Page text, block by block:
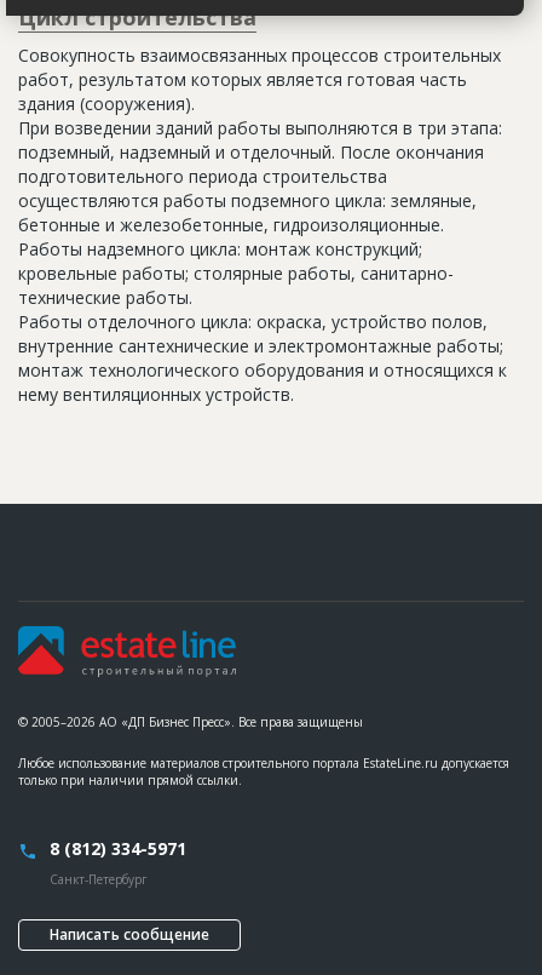
Цикл строительства
Совокупность взаимосвязанных процессов строительных
работ, результатом которых является готовая часть
здания (сооружения).
При возведении зданий работы выполняются в три этапа:
подземный, надземный и отделочный. После окончания
подготовительного периода строительства
осуществляются работы подземного цикла: земляные,
бетонные и железобетонные, гидроизоляционные.
Работы надземного цикла: монтаж конструкций;
кровельные работы; столярные работы, санитарно-
технические работы.
Работы отделочного цикла: окраска, устройство полов,
внутренние сантехнические и электромонтажные работы;
монтаж технологического оборудования и относящихся к
нему вентиляционных устройств.
© 2005–2026 АО «ДП Бизнес Пресс». Все права защищены
Любое использование материалов строительного портала EstateLine.ru допускается
только при наличии прямой ссылки.
8 (812) 334-5971
Санкт-Петербург
Написать сообщение